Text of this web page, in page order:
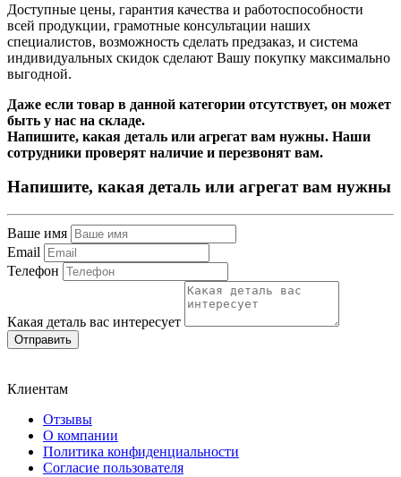
Доступные цены, гарантия качества и работоспособности
всей продукции, грамотные консультации наших
специалистов, возможность сделать предзаказ, и система
индивидуальных скидок сделают Вашу покупку максимально
выгодной.
Даже если товар в данной категории отсутствует, он может
быть у нас на складе.
Напишите, какая деталь или агрегат вам нужны. Наши
сотрудники проверят наличие и перезвонят вам.
Напишите, какая деталь или агрегат вам нужны
Ваше имя
Email
Телефон
Какая деталь вас интересует
Отправить
Клиентам
Отзывы
О компании
Политика конфиденциальности
Согласие пользователя